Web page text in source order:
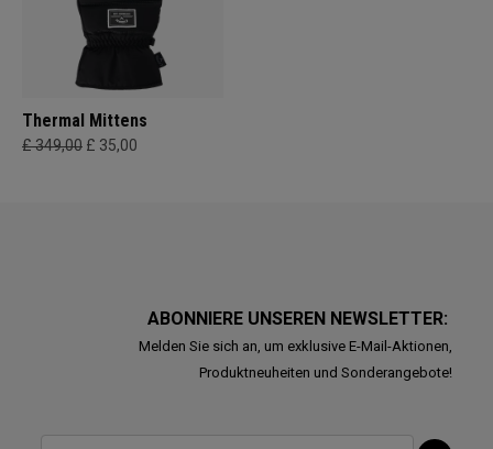
Thermal Mittens
£ 349,00 £ 35,00
ABONNIERE UNSEREN NEWSLETTER:
Melden Sie sich an, um exklusive E-Mail-Aktionen,
Produktneuheiten und Sonderangebote!